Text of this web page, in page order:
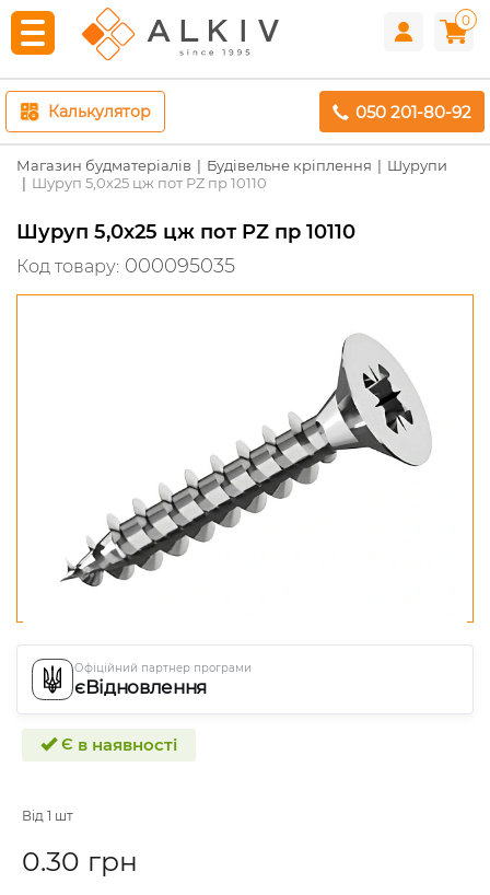
0
Калькулятор 050 201-80-92
Магазин будматеріалів Будівельне кріплення
Шурупи
Шуруп 5,0х25 цж пот PZ пр 10110
Шуруп 5,0х25 цж пот PZ пр 10110
Код товару: 000095035
Офіційний партнер програми
єВідновлення
Є в наявності
Від 1 шт
0.30 грн